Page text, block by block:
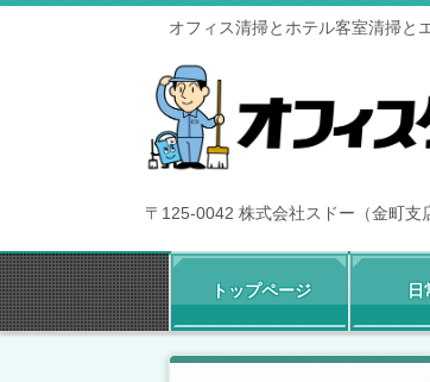
オフィス清掃とホテル客室清掃と
〒125-0042 株式会社スドー（金町
トップページ 日